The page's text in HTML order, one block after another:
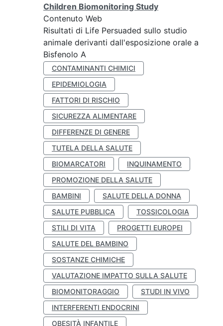
Children Biomonitoring Study
Contenuto Web
Risultati di Life Persuaded sullo studio
animale derivanti dall'esposizione orale a
Bisfenolo A
CONTAMINANTI CHIMICI
EPIDEMIOLOGIA
FATTORI DI RISCHIO
SICUREZZA ALIMENTARE
DIFFERENZE DI GENERE
TUTELA DELLA SALUTE
BIOMARCATORI
INQUINAMENTO
PROMOZIONE DELLA SALUTE
BAMBINI
SALUTE DELLA DONNA
SALUTE PUBBLICA
TOSSICOLOGIA
STILI DI VITA
PROGETTI EUROPEI
SALUTE DEL BAMBINO
SOSTANZE CHIMICHE
VALUTAZIONE IMPATTO SULLA SALUTE
BIOMONITORAGGIO
STUDI IN VIVO
INTERFERENTI ENDOCRINI
OBESITÀ INFANTILE